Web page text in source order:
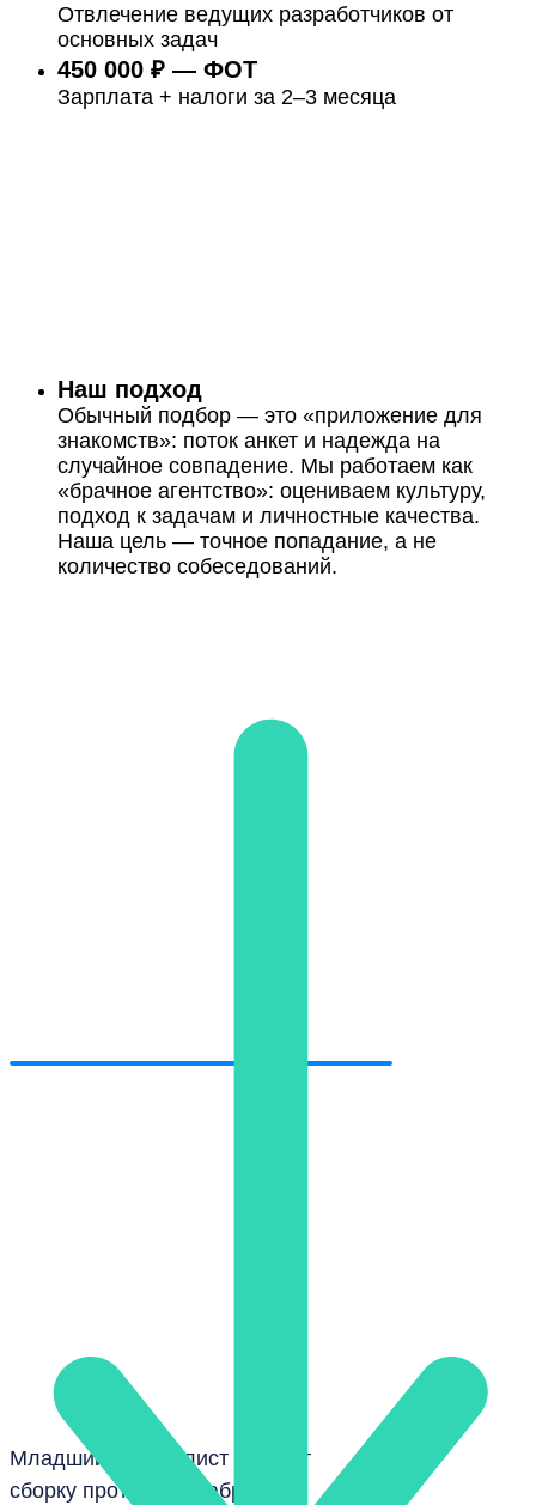
Младший специалист ускорит
сборку прототипа, забрав
Отвлечение ведущих разработчиков от
основных задач
450 000 ₽ — ФОТ
Зарплата + налоги за 2–3 месяца
Наш подход
Обычный подбор — это «приложение для
знакомств»: поток анкет и надежда на
случайное совпадение. Мы работаем как
«брачное агентство»: оцениваем культуру,
подход к задачам и личностные качества.
Наша цель — точное попадание, а не
количество собеседований.